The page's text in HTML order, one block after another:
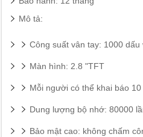
Mô tả:
Công suất vân tay: 1000 dấu
Màn hình: 2.8 "TFT
Mỗi người có thể khai báo
Dung lượng bộ nhớ: 80000
Bảo mật cao: không chấm